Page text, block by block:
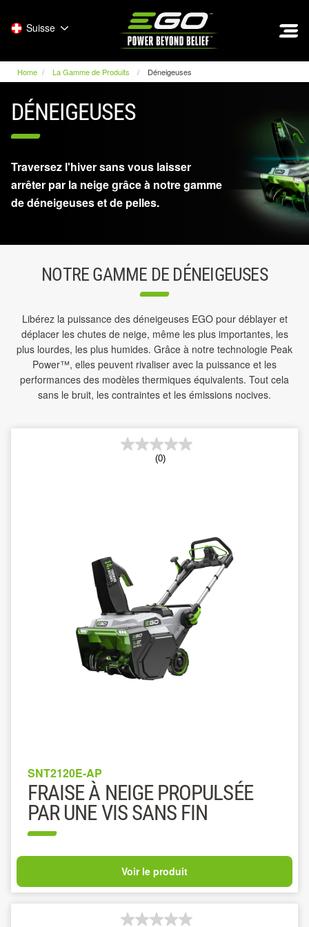
Suisse
Home La Gamme de Produits Déneigeuses
DÉNEIGEUSES
Traversez l'hiver sans vous laisser
arrêter par la neige grâce à notre gamme
de déneigeuses et de pelles.
NOTRE GAMME DE DÉNEIGEUSES
Libérez la puissance des déneigeuses EGO pour déblayer et
déplacer les chutes de neige, même les plus importantes, les
plus lourdes, les plus humides. Grâce à notre technologie Peak
Power™, elles peuvent rivaliser avec la puissance et les
performances des modèles thermiques équivalents. Tout cela
sans le bruit, les contraintes et les émissions nocives.
(0)
SNT2120E-AP
FRAISE À NEIGE PROPULSÉE
PAR UNE VIS SANS FIN
Voir le produit